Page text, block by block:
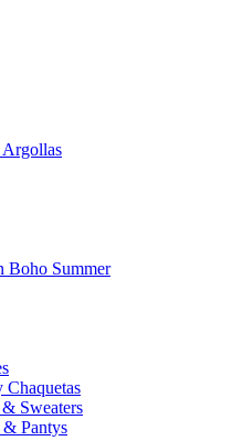
Argollas
Boho Summer
Chaquetas
Sweaters
Pantys